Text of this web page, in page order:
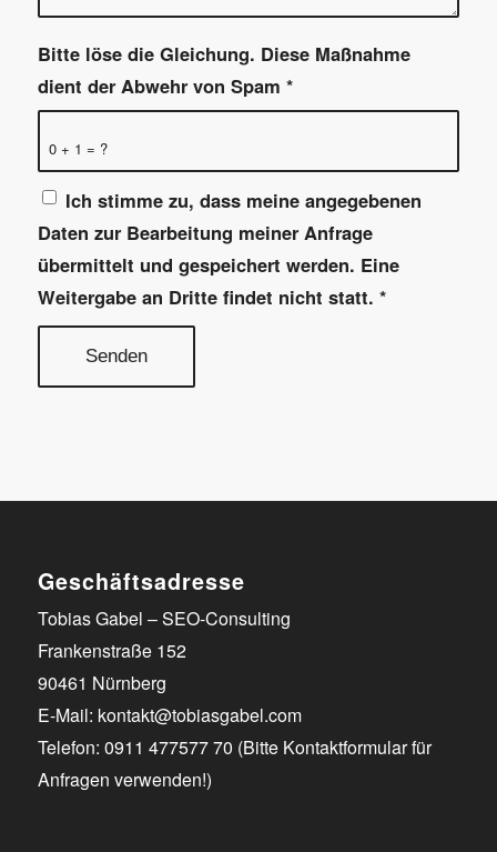
0 + 1 = ?
Bitte löse die Gleichung. Diese Maßnahme
dient der Abwehr von Spam *
Ich stimme zu, dass meine angegebenen
Daten zur Bearbeitung meiner Anfrage
übermittelt und gespeichert werden. Eine
Weitergabe an Dritte findet nicht statt. *
Geschäftsadresse
Tobias Gabel – SEO-Consulting
Frankenstraße 152
90461 Nürnberg
E-Mail: kontakt@tobiasgabel.com
Telefon: 0911 477577 70 (Bitte Kontaktformular für
Anfragen verwenden!)